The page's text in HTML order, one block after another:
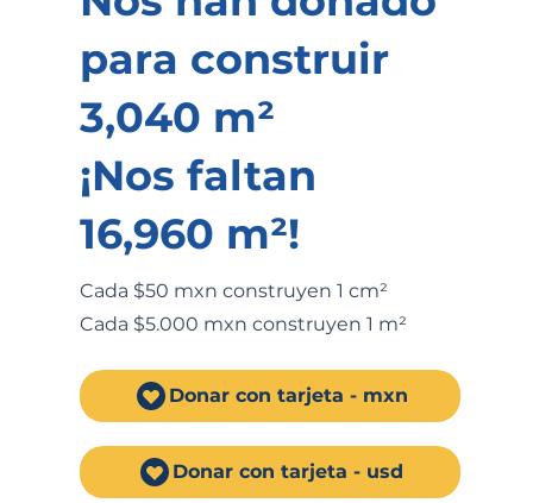
para construir
3,040 m²
¡Nos faltan
16,960 m²!
Cada $50 mxn construyen 1 cm²
Cada $5.000 mxn construyen 1 m²
Donar con tarjeta - mxn
Donar con tarjeta - usd